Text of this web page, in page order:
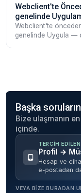
Webclient'te
genelinde
Webclient'te
genelinde Uygula —
Başka
Bize ulaşmanın
içinde.
TERCIH
Profil →
Hesap ve
e-postadan
VEYA BIZE BURADAN